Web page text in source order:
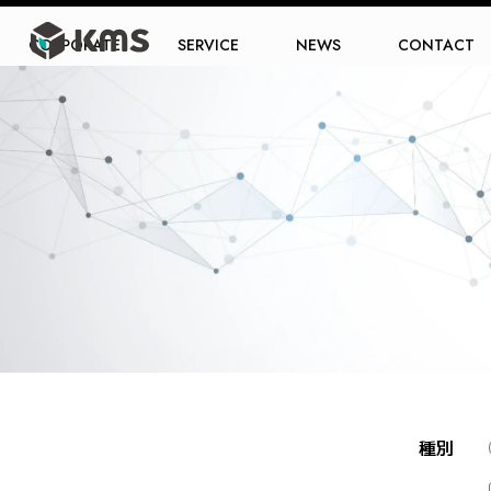
CORPORATE SERVICE NEWS CONTACT
種別